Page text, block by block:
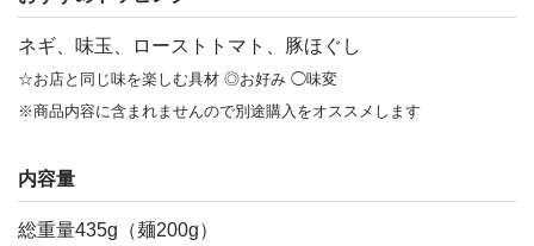
ネギ、味玉、ローストトマト、豚ほぐし
☆お店と同じ味を楽しむ具材 ◎お好み ◯味変
※商品内容に含まれませんので別途購入をオススメします
内容量
総重量435g（麺200g）